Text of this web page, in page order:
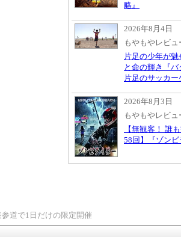
略』
2026年8月4日
もやもやレビュ
片足の少年が
と命の輝き『
片足のサッカー
2026年8月3日
もやもやレビュ
【無観客！ 誰
58回】『ゾンビ
道で1日だけの限定開催